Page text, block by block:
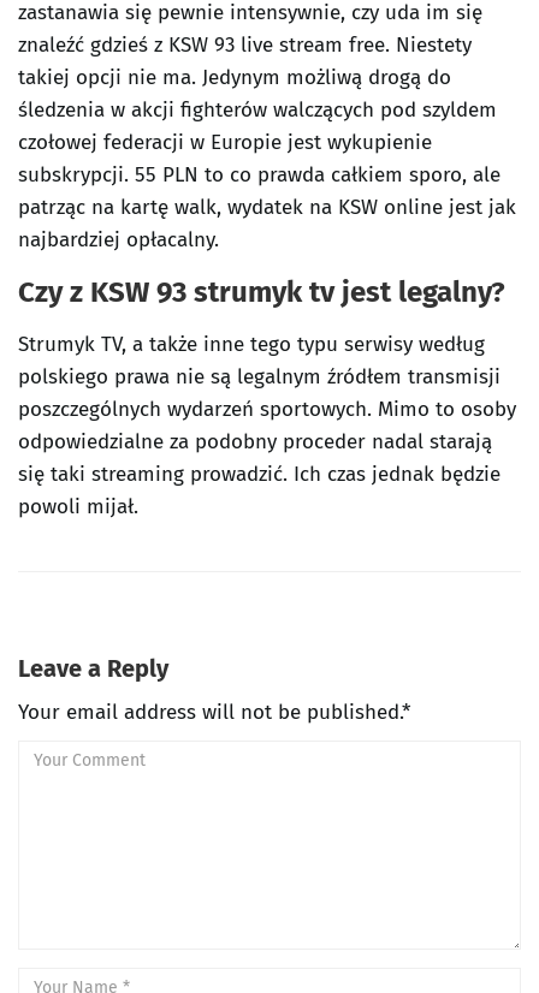
zastanawia się pewnie intensywnie, czy uda im się
znaleźć gdzieś z KSW 93 live stream free. Niestety
takiej opcji nie ma. Jedynym możliwą drogą do
śledzenia w akcji fighterów walczących pod szyldem
czołowej federacji w Europie jest wykupienie
subskrypcji. 55 PLN to co prawda całkiem sporo, ale
patrząc na kartę walk, wydatek na KSW online jest jak
najbardziej opłacalny.
Czy z KSW 93 strumyk tv jest legalny?
Strumyk TV, a także inne tego typu serwisy według
polskiego prawa nie są legalnym źródłem transmisji
poszczególnych wydarzeń sportowych. Mimo to osoby
odpowiedzialne za podobny proceder nadal starają
się taki streaming prowadzić. Ich czas jednak będzie
powoli mijał.
Leave a Reply
Your email address will not be published.*